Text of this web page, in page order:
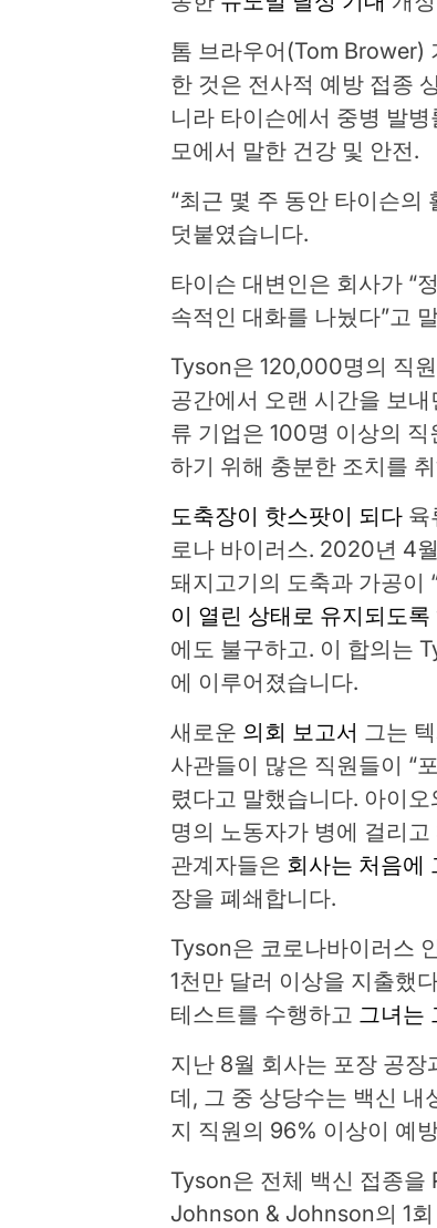
톰 브라우어(Tom Brower)
한 것은 전사적 예방 접종
니라 타이슨에서 중병 발
모에서 말한 건강 및 안전.
“최근 몇 주 동안 타이슨의
덧붙였습니다.
타이슨 대변인은 회사가 “
속적인 대화를 나눴다”고
Tyson은 120,000명의 직
공간에서 오랜 시간을 보
류 기업은 100명 이상의
하기 위해 충분한 조치를
도축장이 핫스팟이 되다 육
로나 바이러스. 2020년 4
돼지고기의 도축과 가공이
이 열린 상태로 유지되도록
에도 불구하고. 이 합의는
에 이루어졌습니다.
새로운 의회 보고서 그는
사관들이 많은 직원들이 “
렸다고 말했습니다. 아이
명의 노동자가 병에 걸리
관계자들은 회사는 처음에
장을 폐쇄합니다.
Tyson은 코로나바이러스
1천만 달러 이상을 지출했
테스트를 수행하고 그녀는
지난 8월 회사는 포장 공
데, 그 중 상당수는 백신 내
지 직원의 96% 이상이 예
Tyson은 전체 백신 접종
Johnson & Johnson의 1